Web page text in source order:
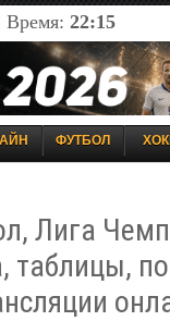
Время: 22:15
ФУТБОЛ
Лига
таблицы,